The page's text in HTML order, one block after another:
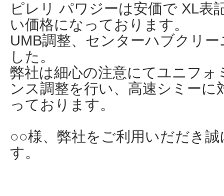
ピレリ パワジーは安価で XL表
い価格になっております。
UMB調整、センターハブクリ
した。
弊社は細心の注意にてユニフ
ンス調整を行い、高速シミーに
っております。
○○様、弊社をご利用いだだき
す。